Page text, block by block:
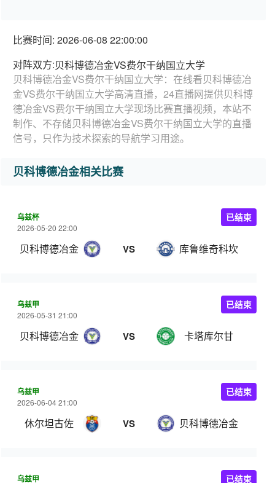
比赛时间: 2026-06-08 22:00:00
对阵双方:贝科博德冶金VS费尔干纳国立大学
贝科博德冶金VS费尔干纳国立大学：在线看贝科博德冶
金VS费尔干纳国立大学高清直播，24直播网提供贝科博
德冶金VS费尔干纳国立大学现场比赛直播视频，本站不
制作、不存储贝科博德冶金VS费尔干纳国立大学的直播
信号，只作为技术探索的导航学习用途。
贝科博德冶金相关比赛
乌兹杯
2026-05-20 22:00
贝科博德冶金 VS 库鲁维奇科坎
已结束
乌兹甲
2026-05-31 21:00
贝科博德冶金 VS 卡塔库尔甘
已结束
乌兹甲
2026-06-04 21:00
休尔坦古佐 VS 贝科博德冶金
已结束
乌兹甲 已结束